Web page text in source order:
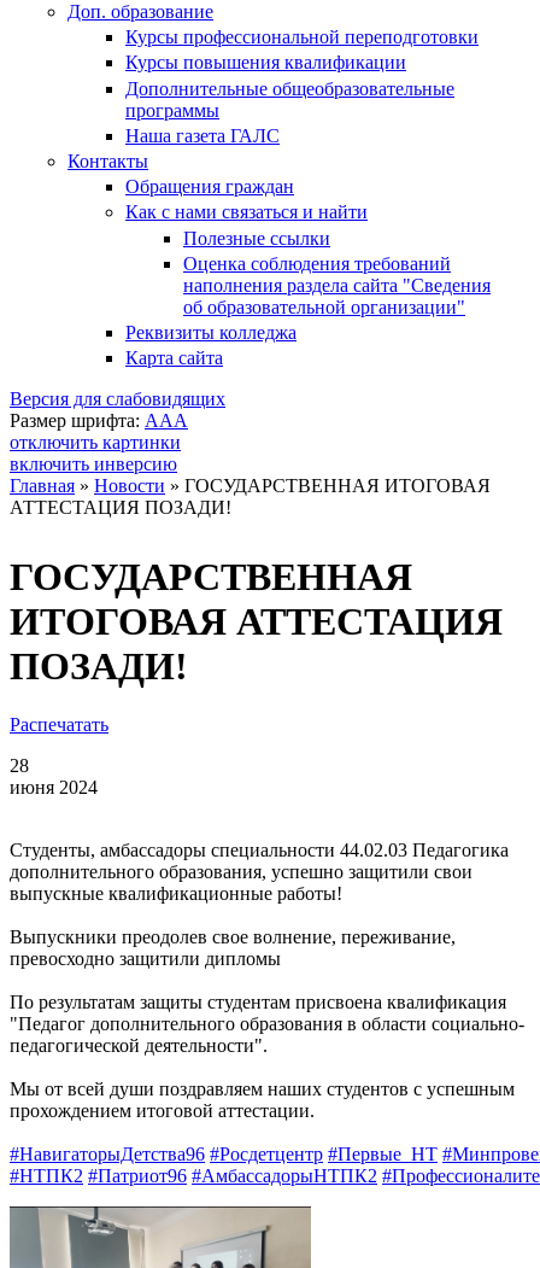
Доп. образование
Курсы профессиональной переподготовки
Курсы повышения квалификации
Дополнительные общеобразовательные
программы
Наша газета ГАЛС
Контакты
Обращения граждан
Как с нами связаться и найти
Полезные ссылки
Оценка соблюдения требований
наполнения раздела сайта "Сведения
об образовательной организации"
Реквизиты колледжа
Карта сайта
Версия для слабовидящих
Размер шрифта: AAA
отключить картинки
включить инверсию
Вы здесь
Главная » Новости » ГОСУДАРСТВЕННАЯ ИТОГОВАЯ
АТТЕСТАЦИЯ ПОЗАДИ!
ГОСУДАРСТВЕННАЯ
ИТОГОВАЯ АТТЕСТАЦИЯ
ПОЗАДИ!
Распечатать
28
июня 2024
Студенты, амбассадоры специальности 44.02.03 Педагогика
дополнительного образования, успешно защитили свои
выпускные квалификационные работы!
Выпускники преодолев свое волнение, переживание,
превосходно защитили дипломы
По результатам защиты студентам присвоена квалификация
"Педагог дополнительного образования в области социально-
педагогической деятельности".
Мы от всей души поздравляем наших студентов с успешным
прохождением итоговой аттестации.
#НавигаторыДетства96 #Росдетцентр #Первые_НТ
#НТПК2 #Патриот96 #АмбассадорыНТПК2